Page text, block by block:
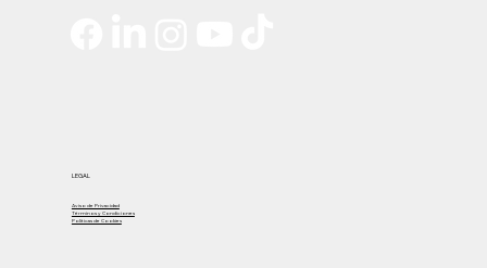
LEGAL
Aviso de Privacidad
Términos y Condiciones
Políticas de Cookies